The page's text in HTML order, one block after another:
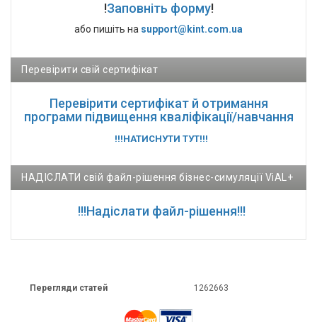
!Заповніть форму!
або пишіть на support@kint.com.ua
Перевірити свій сертифікат
Перевірити сертифікат й отримання
програми підвищення кваліфікації/навчання
!!!НАТИСНУТИ ТУТ!!!
НАДІСЛАТИ свій файл-рішення бізнес-симуляції ViAL+
!!!Надіслати файл-рішення!!!
Перегляди статей 1262663